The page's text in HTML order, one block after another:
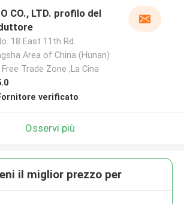
CO., LTD. profilo del
18 East 11th Rd.
Area of China (Hunan)
Trade Zone ,La Cina
verificato
Osservi più
il miglior prezzo per